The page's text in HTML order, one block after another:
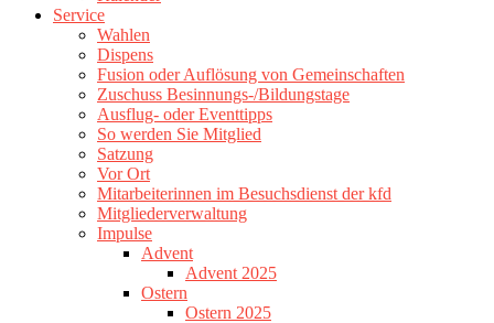
Service
Wahlen
Dispens
Fusion oder Auflösung von Gemeinschaften
Zuschuss Besinnungs-/Bildungstage
Ausflug- oder Eventtipps
So werden Sie Mitglied
Satzung
Vor Ort
Mitarbeiterinnen im Besuchsdienst der kfd
Mitgliederverwaltung
Impulse
Advent
Advent 2025
Ostern
Ostern 2025